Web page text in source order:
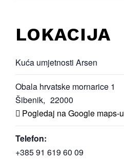
LOKACIJA
Kuća umjetnosti Arsen
Obala hrvatske mornarice 1
Šibenik, 22000
Pogledaj na Google maps-u
Telefon:
+385 91 619 60 09